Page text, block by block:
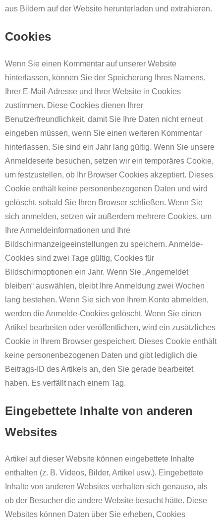
aus Bildern auf der Website herunterladen und extrahieren.
Cookies
Wenn Sie einen Kommentar auf unserer Website
hinterlassen, können Sie der Speicherung Ihres Namens,
Ihrer E-Mail-Adresse und Ihrer Website in Cookies
zustimmen. Diese Cookies dienen Ihrer
Benutzerfreundlichkeit, damit Sie Ihre Daten nicht erneut
eingeben müssen, wenn Sie einen weiteren Kommentar
hinterlassen. Sie sind ein Jahr lang gültig. Wenn Sie unsere
Anmeldeseite besuchen, setzen wir ein temporäres Cookie,
um festzustellen, ob Ihr Browser Cookies akzeptiert. Dieses
Cookie enthält keine personenbezogenen Daten und wird
gelöscht, sobald Sie Ihren Browser schließen. Wenn Sie
sich anmelden, setzen wir außerdem mehrere Cookies, um
Ihre Anmeldeinformationen und Ihre
Bildschirmanzeigeeinstellungen zu speichern. Anmelde-
Cookies sind zwei Tage gültig, Cookies für
Bildschirmoptionen ein Jahr. Wenn Sie „Angemeldet
bleiben“ auswählen, bleibt Ihre Anmeldung zwei Wochen
lang bestehen. Wenn Sie sich von Ihrem Konto abmelden,
werden die Anmelde-Cookies gelöscht. Wenn Sie einen
Artikel bearbeiten oder veröffentlichen, wird ein zusätzliches
Cookie in Ihrem Browser gespeichert. Dieses Cookie enthält
keine personenbezogenen Daten und gibt lediglich die
Beitrags-ID des Artikels an, den Sie gerade bearbeitet
haben. Es verfällt nach einem Tag.
Eingebettete Inhalte von anderen
Websites
Artikel auf dieser Website können eingebettete Inhalte
enthalten (z. B. Videos, Bilder, Artikel usw.). Eingebettete
Inhalte von anderen Websites verhalten sich genauso, als
ob der Besucher die andere Website besucht hätte. Diese
Websites können Daten über Sie erheben, Cookies